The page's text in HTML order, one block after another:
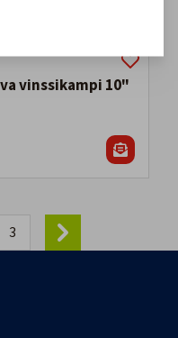
vinssikampi 10"
3